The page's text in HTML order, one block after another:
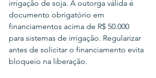
irrigação de soja. A outorga válida é
documento obrigatório em
financiamentos acima de R$ 50.000
para sistemas de irrigação. Regularizar
antes de solicitar o financiamento evita
bloqueio na liberação.